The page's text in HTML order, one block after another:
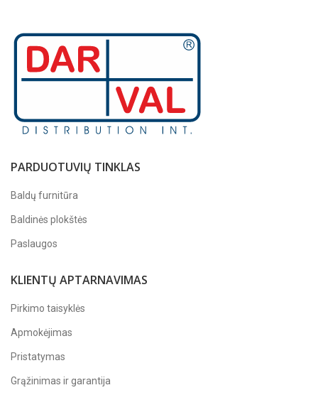
PARDUOTUVIŲ TINKLAS
Baldų furnitūra
Baldinės plokštės
Paslaugos
KLIENTŲ APTARNAVIMAS
Pirkimo taisyklės
Apmokėjimas
Pristatymas
Grąžinimas ir garantija